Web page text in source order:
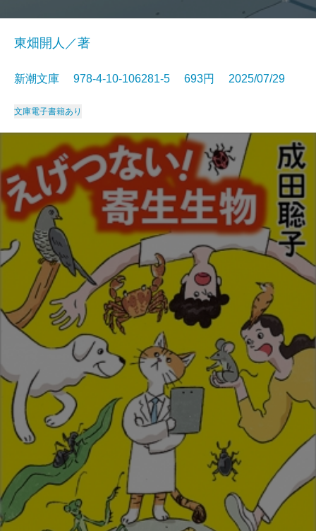
東畑開人／著
新潮文庫 978-4-10-106281-5 693円 2025/07/29
文庫電子書籍あり